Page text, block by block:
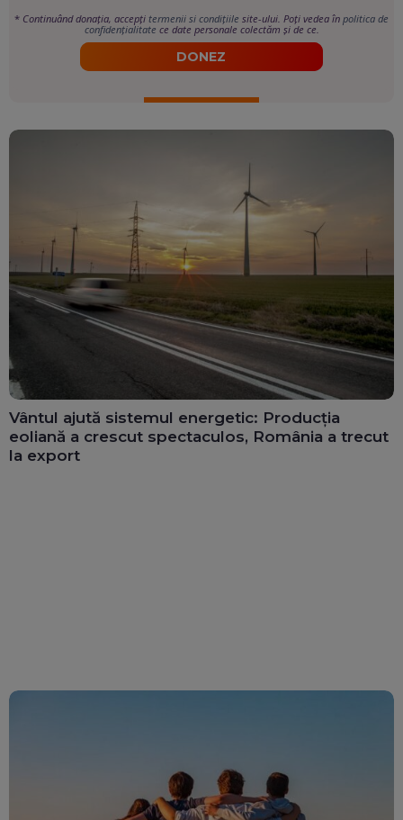
* Continuând donația, accepți termenii si condițiile site-ului. Poți vedea în politica de
confidențialitate ce date personale colectăm și de ce.
DONEZ
Vântul ajută sistemul energetic: Producția
eoliană a crescut spectaculos, România a trecut
la export